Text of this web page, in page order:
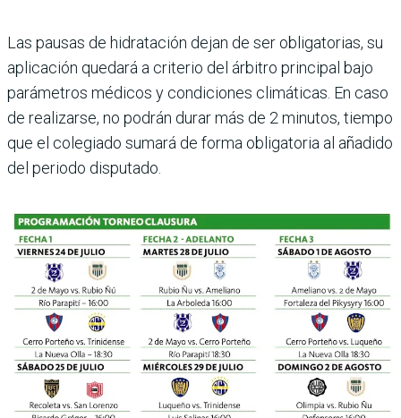
Las pausas de hidratación dejan de ser obligatorias, su
aplicación quedará a crite­rio del árbitro principal bajo
parámetros médicos y con­diciones climáticas. En caso
de realizarse, no podrán durar más de 2 minutos, tiempo
que el colegiado sumará de forma obligato­ria al añadido
del periodo disputado.